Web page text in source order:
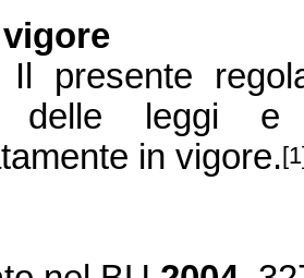
Il presente
delle leggi
in vigore.